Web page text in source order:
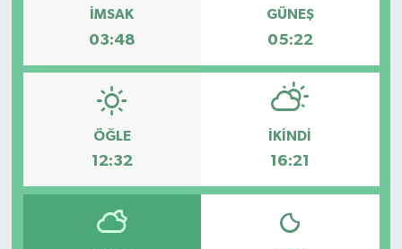
İMSAK
03:48
GÜNEŞ
05:22
ÖĞLE
12:32
İKINDI
16:21